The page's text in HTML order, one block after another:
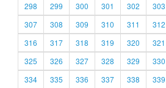
298
299 300 301 302 303
307
308 309 310 311 312
316
317 318 319 320 321
325
326 327 328 329 330
334
335 336 337 338 339